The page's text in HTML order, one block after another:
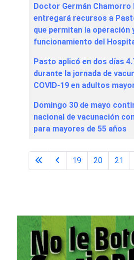
Doctor Germán Chamorro
entregará recursos a
que permitan la operación
funcionamiento del
Pasto aplicó en dos días
durante la jornada de
COVID-19 en adultos
Domingo 30 de mayo
nacional de vacunación
para mayores de 55 años
19 20 21